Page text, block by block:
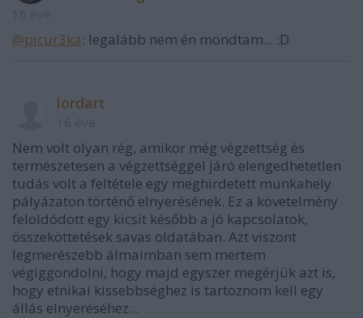
@picur3ka: legalább nem én mondtam... :D
lordart
Nem volt olyan rég, amikor még végzettség és
természetesen a végzettséggel járó elengedhetetlen
tudás volt a feltétele egy meghirdetett munkahely
pályázaton történő elnyerésének. Ez a követelmény
feloldódott egy kicsit később a jó kapcsolatok,
összeköttetések savas oldatában. Azt viszont
legmerészebb álmaimban sem mertem
végiggondolni, hogy majd egyszer megérjük azt is,
hogy etnikai kissebbséghez is tartoznom kell egy
állás elnyeréséhez...